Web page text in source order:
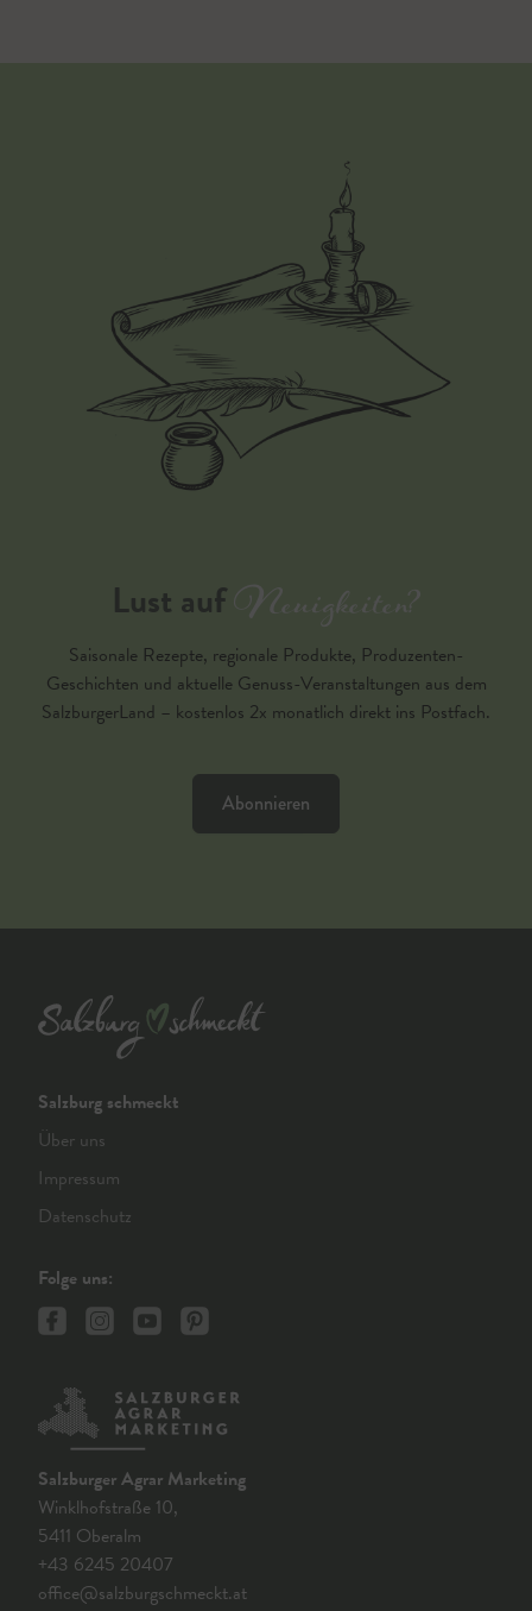
Lust aufNeuigkeiten?
Saisonale Rezepte, regionale Produkte, Produzenten-
Geschichten und aktuelle Genuss-Veranstaltungen aus dem
SalzburgerLand – kostenlos 2x monatlich direkt ins Postfach.
Abonnieren
Salzburg schmeckt
Über uns
Impressum
Datenschutz
Folge uns:
Salzburger Agrar Marketing
Winklhofstraße 10,
5411 Oberalm
+43 6245 20407
office@salzburgschmeckt.at